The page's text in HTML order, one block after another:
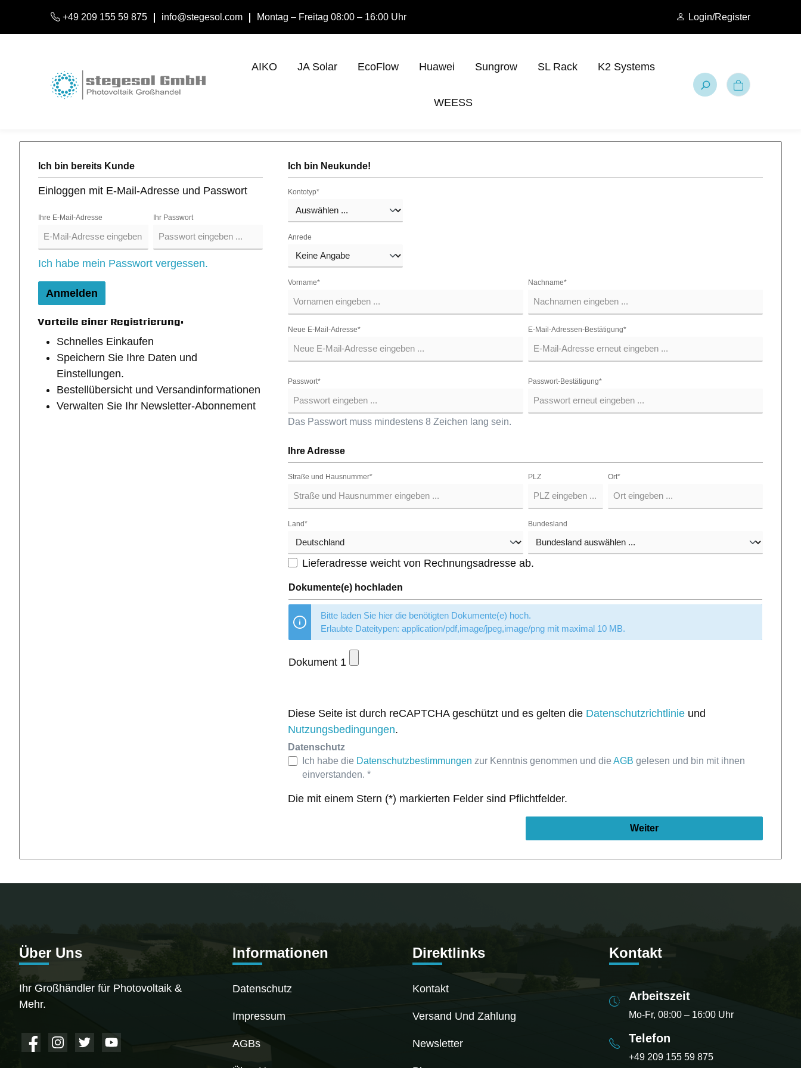
+49 209 155 59 875 info@stegesol.com Montag – Freitag 08:00 – 16:00 Uhr Login/Register
AIKO JA Solar EcoFlow Huawei Sungrow SL Rack K2 Systems
WEESS
Ich bin bereits Kunde
Einloggen mit E-Mail-Adresse und Passwort
Ihre E-Mail-Adresse Ihr Passwort
Ich habe mein Passwort vergessen.
Anmelden
Vorteile einer Registrierung:
Schnelles Einkaufen
Speichern Sie Ihre Daten und
Einstellungen.
Bestellübersicht und Versandinformationen
Verwalten Sie Ihr Newsletter-Abonnement
Ich bin Neukunde!
Kontotyp*
Anrede
Vorname* Nachname*
Neue E-Mail-Adresse* E-Mail-Adressen-Bestätigung*
Passwort*
Das Passwort muss mindestens 8 Zeichen lang sein.
Passwort-Bestätigung*
Ihre Adresse
Straße und Hausnummer* PLZ Ort*
Land* Bundesland
Lieferadresse weicht von Rechnungsadresse ab.
Dokumente(e) hochladen
Bitte laden Sie hier die benötigten Dokumente(e) hoch.
Erlaubte Dateitypen: application/pdf,image/jpeg,image/png mit maximal 10 MB.
Dokument 1
Diese Seite ist durch reCAPTCHA geschützt und es gelten die Datenschutzrichtlinie und
Nutzungsbedingungen.
Datenschutz
Ich habe die Datenschutzbestimmungen zur Kenntnis genommen und dieAGB gelesen und bin mit ihnen
einverstanden. *
Die mit einem Stern (*) markierten Felder sind Pflichtfelder.
Weiter
Über Uns
Ihr Großhändler für Photovoltaik &
Mehr.
Informationen
Datenschutz
Impressum
AGBs
Direktlinks
Kontakt
Versand Und Zahlung
Newsletter
Kontakt
Arbeitszeit
Mo-Fr, 08:00 – 16:00 Uhr
Telefon
+49 209 155 59 875